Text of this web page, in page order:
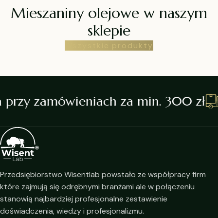
Mieszaniny olejowe w naszym
sklepie
Wszystkie produkty
zamówieniach za min. 300 zł
Przedsiębiorstwo Wisentlab powstało ze współpracy firm
które zajmują się odrębnymi branżami ale w połączeniu
stanowią najbardziej profesjonalne zestawienie
doświadczenia, wiedzy i profesjonalizmu.